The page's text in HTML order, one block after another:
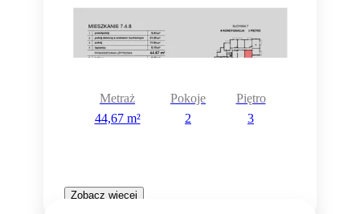
Metraż
44,67 m²
Pokoje
2
Piętro
3
Zobacz więcej